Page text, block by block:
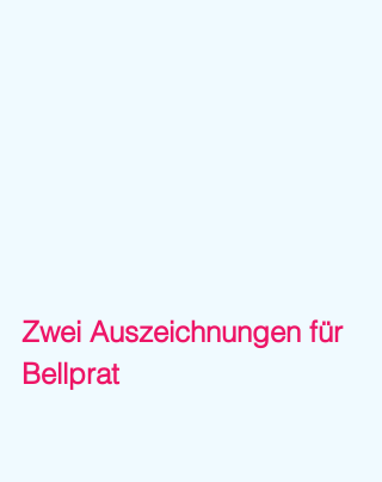
Zwei Auszeichnungen für
Bellprat